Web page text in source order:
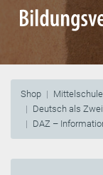
Shop
Deutsch als
DAZ –